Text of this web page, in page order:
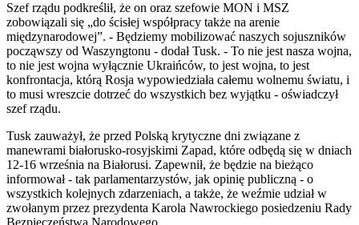
Szef rządu podkreślił, że on oraz szefowie MON i MSZ
zobowiązali się „do ścisłej współpracy także na arenie
międzynarodowej”. - Będziemy mobilizować naszych sojuszników
począwszy od Waszyngtonu - dodał Tusk. - To nie jest nasza wojna,
to nie jest wojna wyłącznie Ukraińców, to jest wojna, to jest
konfrontacja, którą Rosja wypowiedziała całemu wolnemu światu, i
to musi wreszcie dotrzeć do wszystkich bez wyjątku - oświadczył
szef rządu.
Tusk zauważył, że przed Polską krytyczne dni związane z
manewrami białorusko-rosyjskimi Zapad, które odbędą się w dniach
12-16 września na Białorusi. Zapewnił, że będzie na bieżąco
informował - tak parlamentarzystów, jak opinię publiczną - o
wszystkich kolejnych zdarzeniach, a także, że weźmie udział w
zwołanym przez prezydenta Karola Nawrockiego posiedzeniu Rady